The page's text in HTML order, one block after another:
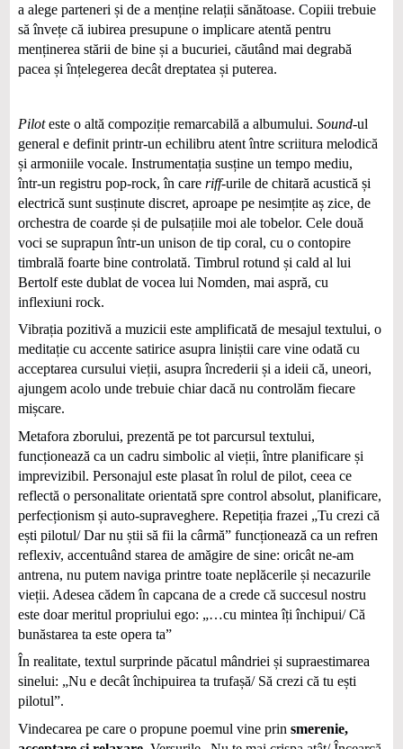
a alege parteneri și de a menține relații sănătoase. Copiii trebuie
să învețe că iubirea presupune o implicare atentă pentru
menținerea stării de bine și a bucuriei, căutând mai degrabă
pacea și înțelegerea decât dreptatea și puterea.
Piloteste o altă compoziție remarcabilă a albumului. Sound‑ul
general e definit printr-un echilibru atent între scriitura melodică
și armoniile vocale. Instrumentația susține un tempo mediu,
într‑un registru pop-rock, în care riff-urile de chitară acustică și
electrică sunt susținute discret, aproape pe nesimțite aș zice, de
orchestra de coarde și de pulsațiile moi ale tobelor. Cele două
voci se suprapun într-un unison de tip coral, cu o contopire
timbrală foarte bine controlată. Timbrul rotund și cald al lui
Bertolf este dublat de vocea lui Nomden, mai aspră, cu
inflexiuni rock.
Vibrația pozitivă a muzicii este amplificată de mesajul textului, o
meditație cu accente satirice asupra liniștii care vine odată cu
acceptarea cursului vieții, asupra încrederii și a ideii că, uneori,
ajungem acolo unde trebuie chiar dacă nu controlăm fiecare
mișcare.
Metafora zborului, prezentă pe tot parcursul textului,
funcționează ca un cadru simbolic al vieții, între planificare și
imprevizibil. Personajul este plasat în rolul de pilot, ceea ce
reflectă o personalitate orientată spre control absolut, planificare,
perfecționism și auto-supraveghere. Repetiția frazei „Tu crezi că
ești pilotul/ Dar nu știi să fii la cârmă” funcționează ca un refren
reflexiv, accentuând starea de amăgire de sine: oricât ne-am
antrena, nu putem naviga printre toate neplăcerile și necazurile
vieții. Adesea cădem în capcana de a crede că succesul nostru
este doar meritul propriului ego: „…cu mintea îți închipui/ Că
bunăstarea ta este opera ta”
În realitate, textul surprinde păcatul mândriei și supraestimarea
sinelui: „Nu e decât închipuirea ta trufașă/ Să crezi că tu ești
pilotul”.
Vindecarea pe care o propune poemul vine prin smerenie,